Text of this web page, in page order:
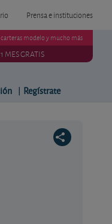
Prensa e instituciones
modelo y mucho más
MES GRATIS
| Regístrate